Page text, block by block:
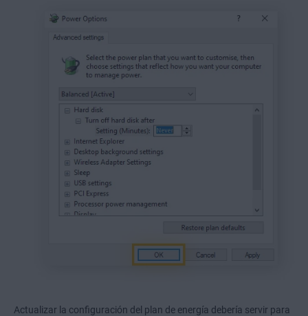
Actualizar la configuración del plan de energía debería servir para